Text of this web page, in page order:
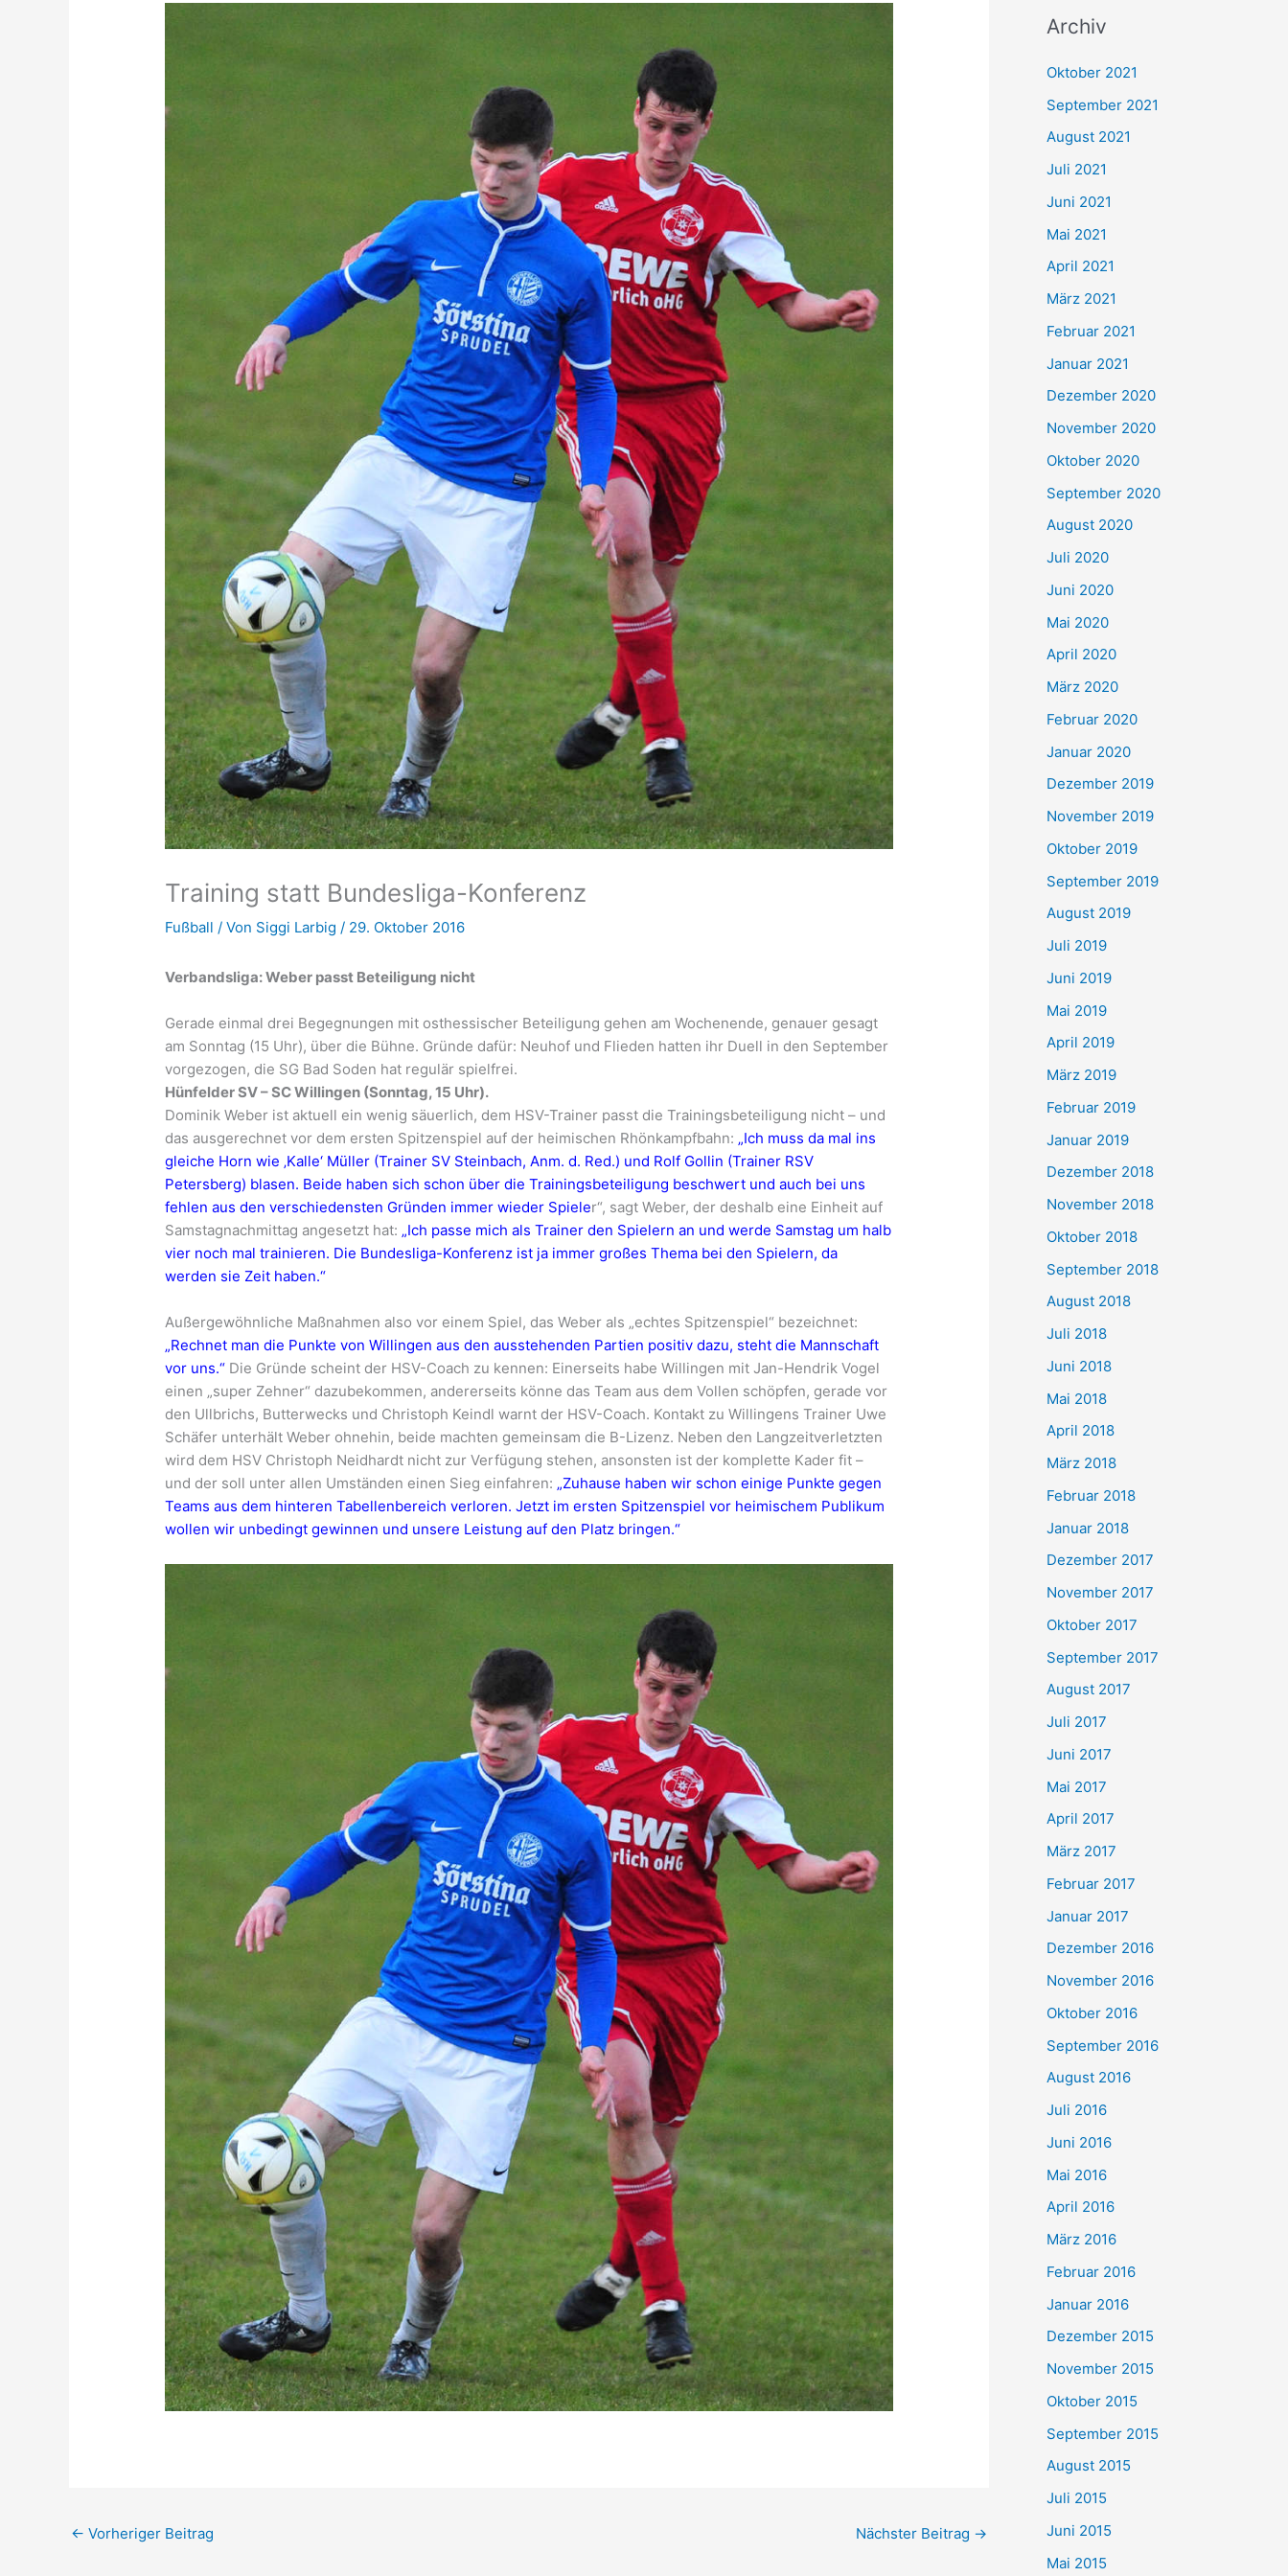
Training statt Bundesliga-Konferenz
Fußball / Von Siggi Larbig/ 29. Oktober 2016
Verbandsliga: Weber passt Beteiligung nicht
Gerade einmal drei Begegnungen mit osthessischer Beteiligung gehen am Wochenende, genauer gesagt
am Sonntag (15 Uhr), über die Bühne. Gründe dafür: Neuhof und Flieden hatten ihr Duell in den September
vorgezogen, die SG Bad Soden hat regulär spielfrei.
Hünfelder SV – SC Willingen (Sonntag, 15 Uhr).
Dominik Weber ist aktuell ein wenig säuerlich, dem HSV-Trainer passt die Trainingsbeteiligung nicht – und
das ausgerechnet vor dem ersten Spitzenspiel auf der heimischen Rhönkampfbahn: „Ich muss da mal ins
gleiche Horn wie ‚Kalle‘ Müller (Trainer SV Steinbach, Anm. d. Red.) und Rolf Gollin (Trainer RSV
Petersberg) blasen. Beide haben sich schon über die Trainingsbeteiligung beschwert und auch bei uns
fehlen aus den verschiedensten Gründen immer wieder Spieler“, sagt Weber, der deshalb eine Einheit auf
Samstagnachmittag angesetzt hat: „Ich passe mich als Trainer den Spielern an und werde Samstag um halb
vier noch mal trainieren. Die Bundesliga-Konferenz ist ja immer großes Thema bei den Spielern, da
werden sie Zeit haben.“
Außergewöhnliche Maßnahmen also vor einem Spiel, das Weber als „echtes Spitzenspiel“ bezeichnet:
„Rechnet man die Punkte von Willingen aus den ausstehenden Partien positiv dazu, steht die Mannschaft
vor uns.“ Die Gründe scheint der HSV-Coach zu kennen: Einerseits habe Willingen mit Jan-Hendrik Vogel
einen „super Zehner“ dazubekommen, andererseits könne das Team aus dem Vollen schöpfen, gerade vor
den Ullbrichs, Butterwecks und Christoph Keindl warnt der HSV-Coach. Kontakt zu Willingens Trainer Uwe
Schäfer unterhält Weber ohnehin, beide machten gemeinsam die B-Lizenz. Neben den Langzeitverletzten
wird dem HSV Christoph Neidhardt nicht zur Verfügung stehen, ansonsten ist der komplette Kader fit –
und der soll unter allen Umständen einen Sieg einfahren: „Zuhause haben wir schon einige Punkte gegen
Teams aus dem hinteren Tabellenbereich verloren. Jetzt im ersten Spitzenspiel vor heimischem Publikum
wollen wir unbedingt gewinnen und unsere Leistung auf den Platz bringen.“
← Vorheriger Beitrag Nächster Beitrag →
h
e
n
h
:
Archiv
Oktober 2021
September 2021
August 2021
Juli 2021
Juni 2021
Mai 2021
April 2021
März 2021
Februar 2021
Januar 2021
Dezember 2020
November 2020
Oktober 2020
September 2020
August 2020
Juli 2020
Juni 2020
Mai 2020
April 2020
März 2020
Februar 2020
Januar 2020
Dezember 2019
November 2019
Oktober 2019
September 2019
August 2019
Juli 2019
Juni 2019
Mai 2019
April 2019
März 2019
Februar 2019
Januar 2019
Dezember 2018
November 2018
Oktober 2018
September 2018
August 2018
Juli 2018
Juni 2018
Mai 2018
April 2018
März 2018
Februar 2018
Januar 2018
Dezember 2017
November 2017
Oktober 2017
September 2017
August 2017
Juli 2017
Juni 2017
Mai 2017
April 2017
März 2017
Februar 2017
Januar 2017
Dezember 2016
November 2016
Oktober 2016
September 2016
August 2016
Juli 2016
Juni 2016
Mai 2016
April 2016
März 2016
Februar 2016
Januar 2016
Dezember 2015
November 2015
Oktober 2015
September 2015
August 2015
Juli 2015
Juni 2015
Mai 2015